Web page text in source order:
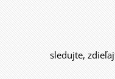
sledujte,